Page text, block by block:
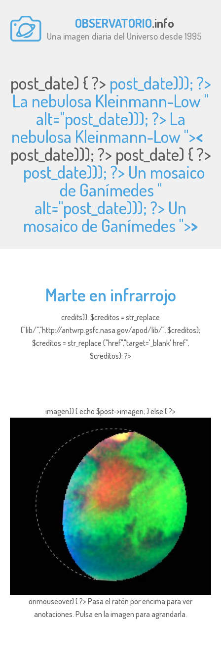
OBSERVATORIO.info
Una imagen diaria del Universo desde 1995
post_date) { ?> post_date))); ?>
La nebulosa Kleinmann-Low "
alt="post_date))); ?> La
nebulosa Kleinmann-Low "><
post_date))); ?> post_date) { ?>
post_date))); ?> Un mosaico
de Ganímedes "
alt="post_date))); ?> Un
mosaico de Ganímedes ">>
Marte en infrarrojo
credits)); $creditos = str_replace
("lib/","http://antwrp.gsfc.nasa.gov/apod/lib/", $creditos);
$creditos = str_replace ("href","target='_blank' href",
$creditos); ?>
imagen)) { echo $post->imagen; } else { ?>
onmouseover) { ?> Pasa el ratón por encima para ver
anotaciones. Pulsa en la imagen para agrandarla.